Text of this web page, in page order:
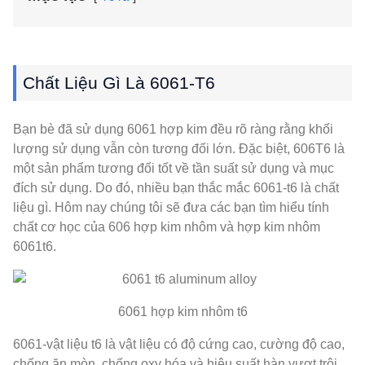
Chất Liệu Gì Là 6061-T6
Bạn bè đã sử dụng 6061 hợp kim đều rõ ràng rằng khối
lượng sử dụng vẫn còn tương đối lớn. Đặc biệt, 606T6 là
một sản phẩm tương đối tốt về tần suất sử dụng và mục
đích sử dụng. Do đó, nhiều bạn thắc mắc 6061-t6 là chất
liệu gì. Hôm nay chúng tôi sẽ đưa các bạn tìm hiểu tính
chất cơ học của 606 hợp kim nhôm và hợp kim nhôm
6061t6.
6061 hợp kim nhôm t6
6061-vật liệu t6 là vật liệu có độ cứng cao, cường độ cao,